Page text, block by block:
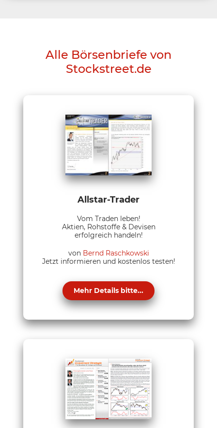
Alle Börsenbriefe von
Stockstreet.de
Allstar-Trader
Vom Traden leben!
Aktien, Rohstoffe & Devisen
erfolgreich handeln!
von Bernd Raschkowski
Jetzt informieren und kostenlos testen!
Mehr Details bitte...